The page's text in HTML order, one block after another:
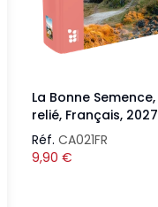
La Bonne Semence,
relié, Français, 2027
Réf. CA021FR
9,90 €